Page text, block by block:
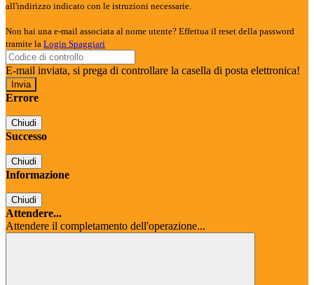
all'indirizzo indicato con le istruzioni necessarie.
Non hai una e-mail associata al nome utente? Effettua il reset della password
tramite la Login Spaggiari
E-mail inviata, si prega di controllare la casella di posta elettronica!
Errore
Chiudi
Successo
Chiudi
Informazione
Chiudi
Attendere...
Attendere il completamento dell'operazione...